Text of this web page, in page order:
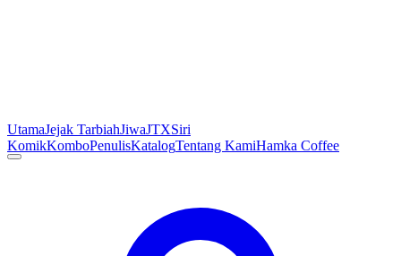
UtamaJejak TarbiahJiwaJTXSiri
KomikKomboPenulisKatalogTentang KamiHamka Coffee